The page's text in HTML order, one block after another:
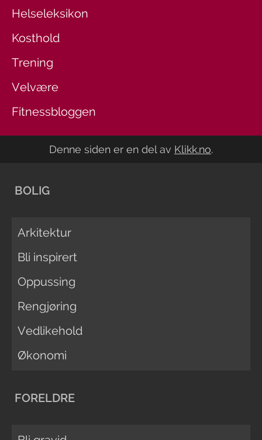
Helseleksikon
Kosthold
Trening
Velvære
Fitnessbloggen
Denne siden er en del av Klikk.no.
BOLIG
Arkitektur
Bli inspirert
Oppussing
Rengjøring
Vedlikehold
Økonomi
FORELDRE